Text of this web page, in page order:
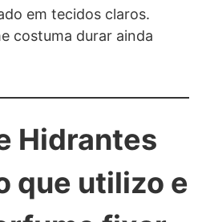
em tecidos claros.
costuma durar ainda
Hidrantes
que utilizo e